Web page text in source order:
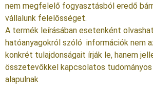
nem megfelelő fogyasztásból eredő
vállalunk felelősséget.
A termék leírásában esetenként
hatóanyagokról szóló információk nem
konkrét tulajdonságait írják le, hanem
összetevőkkel kapcsolatos tudományos
alapulnak